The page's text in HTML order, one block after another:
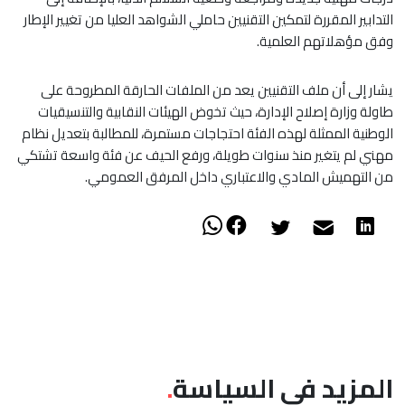
التدابير المقررة لتمكين التقنيين حاملي الشواهد العليا من تغيير الإطار
وفق مؤهلاتهم العلمية.
يشار إلى أن ملف التقنيين يعد من الملفات الحارقة المطروحة على
طاولة وزارة إصلاح الإدارة، حيث تخوض الهيئات النقابية والتنسيقيات
الوطنية الممثلة لهذه الفئة احتجاجات مستمرة، للمطالبة بتعديل نظام
مهني لم يتغير منذ سنوات طويلة، ورفع الحيف عن فئة واسعة تشتكي
من التهميش المادي والاعتباري داخل المرفق العمومي.
المزيد في السياسة